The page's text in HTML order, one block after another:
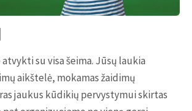
su visa šeima. Jūsų laukia
aikštelė, mokamas žaidimų
jaukus kūdikių pervystymui skirtas